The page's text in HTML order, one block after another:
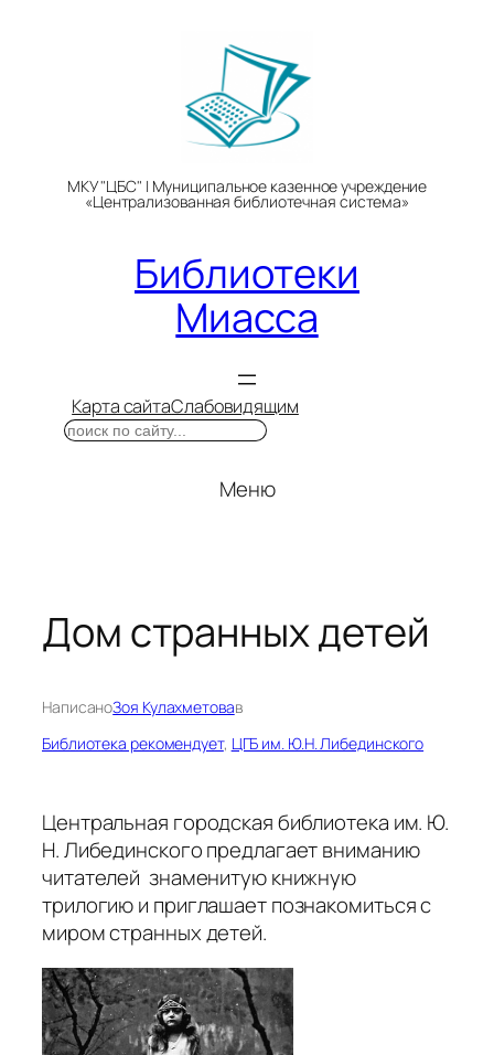
МКУ "ЦБС" | Муниципальное казенное учреждение
«Централизованная библиотечная система»
Библиотеки
Миасса
Карта сайтаСлабовидящим
Поиск
Меню
Дом странных детей
НаписаноЗоя Кулахметовав
Библиотека рекомендует, ЦГБ им. Ю.Н. Либединского
Центральная городская библиотека им. Ю.
Н. Либединского предлагает вниманию
читателей знаменитую книжную
трилогию и приглашает познакомиться с
миром странных детей.